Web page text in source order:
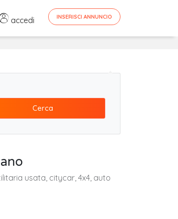
accedi INSERISCI ANNUNCIO
Cerca
usata, citycar, 4x4, auto